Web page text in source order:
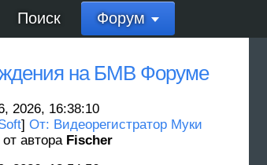
Поиск Форум
на БМВ Форуме
2026, 16:38:10
] От: Видеорегистратор Муки
от автора Fischer